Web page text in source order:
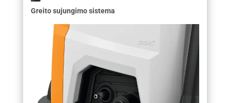
Greito sujungimo sistema